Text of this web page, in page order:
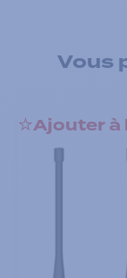
Vous
Ajouter à